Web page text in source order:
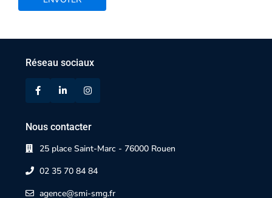
Réseau sociaux
Nous contacter
25 place Saint-Marc - 76000 Rouen
02 35 70 84 84
agence@smi-smg.fr